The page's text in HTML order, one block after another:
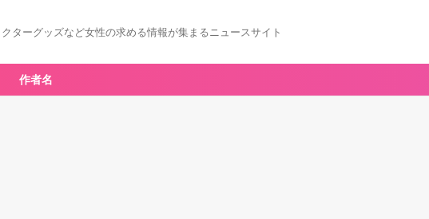
ターグッズなど女性の求める情報が集まるニュースサイト
作者名